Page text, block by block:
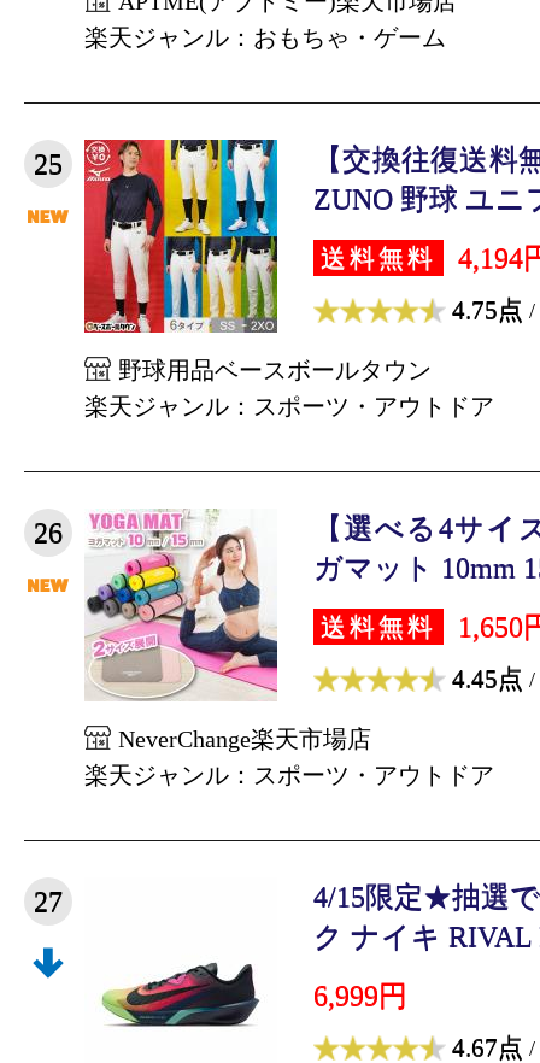
楽天ジャンル：おもちゃ・ゲーム
25
【交換往復送料
ZUNO 野球 ユニ
送料無料 4,194
4.75点 /
野球用品ベースボールタウン
楽天ジャンル：スポーツ・アウトドア
26
【選べる4サイ
ガマット 10mm
送料無料 1,650
4.45点 /
NeverChange楽天市場店
楽天ジャンル：スポーツ・アウトドア
27
4/15限定★抽選
ク ナイキ RIVAL
6,999円
4.67点 /